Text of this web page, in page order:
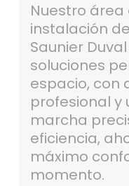
Nuestro
instalación
Saunier
soluciones
espacio, con
profesional y
marcha
eficiencia,
máximo
momento.